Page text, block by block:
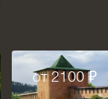
от 2100 ₽